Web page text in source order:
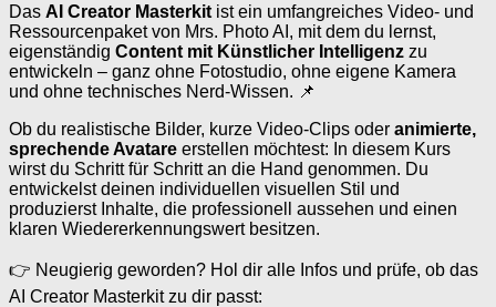
Das AI Creator Masterkit ist ein umfangreiches Video- und
Ressourcenpaket von Mrs. Photo AI, mit dem du lernst,
eigenständig Content mit Künstlicher Intelligenz zu
entwickeln – ganz ohne Fotostudio, ohne eigene Kamera
und ohne technisches Nerd-Wissen. 📌
Ob du realistische Bilder, kurze Video-Clips oder animierte,
sprechende Avatare erstellen möchtest: In diesem Kurs
wirst du Schritt für Schritt an die Hand genommen. Du
entwickelst deinen individuellen visuellen Stil und
produzierst Inhalte, die professionell aussehen und einen
klaren Wiedererkennungswert besitzen.
👉 Neugierig geworden? Hol dir alle Infos und prüfe, ob das
AI Creator Masterkit zu dir passt: